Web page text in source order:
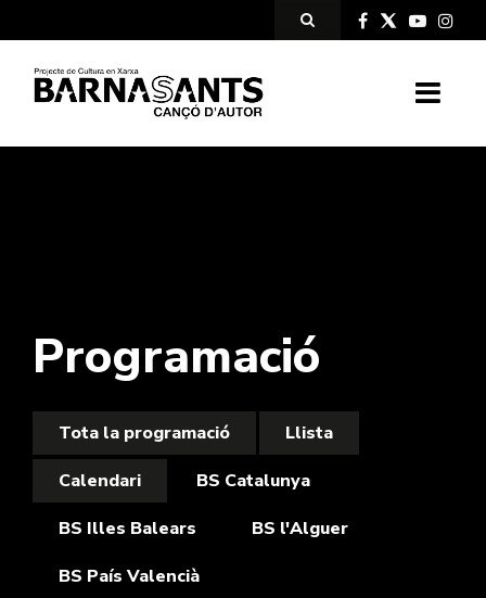
Programació
Tota la programació
Llista
Calendari
BS Catalunya
BS Illes Balears
BS l'Alguer
BS País Valencià